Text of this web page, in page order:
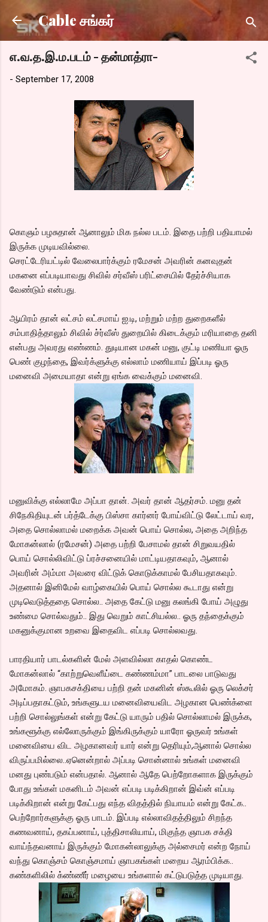
Skip to main content
Cable சங்கர்
எ.வ.த.இ.ம.படம் - தன்மாத்ரா-
- September 17, 2008
கொஞம் பழசுதான் ஆனாலும் மிக நல்ல படம். இதை பற்றி பதியாமல்
இருக்க முடியவில்லை.
செரட்டேரியட்டில் வேலைபார்க்கும் ரமேசன் அவரின் கனவுதன்
மகனை எப்படியாவது சிவில் சர்வீஸ் பரிட்சையில் தேர்ச்சியாக
வேண்டும் என்பது.
ஆயிரம் தான் லட்சம் லட்சமாய் ஐ.டி, மற்றும் மற்ற துறைகளீல்
சம்பாதித்தாலும் சிவில் ச்ர்வீஸ் துறையில் கிடைக்கும் மரியாதை தனி
என்பது அவரது எண்ணம். துடியான மகன் மனு, குட்டி மணியா ஓரு
பெண் குழந்தை, இவர்க்ளுக்கு எல்லாம் மணியாய் இப்படி ஓரு
மனைவி அமையாதா என்று ஏங்க வைக்கும் மனைவி.
மனுவிக்கு எல்லாமே அப்பா தான். அவர் தான் ஆதர்சம். மனு தன்
சிநேகிதியுடன் பர்த்டேக்கு பிஸ்சா கார்னர் போய்விட்டு லேட்டாய் வர,
அதை சொல்லாமல் மறைக்க அவன் பொய் சொல்ல, அதை அறிந்த
மோகன்லால் (ரமேசன்) அதை பற்றி பேசாமல் தான் சிறுவயதில்
பொய் சொல்லிவிட்டு ப்ரச்சனையில் மாட்டியதாகவும், ஆனால்
அவரின் அம்மா அவரை விட்டுக் கொடுக்காமல் பேசியதாகவும்.
அதனால் இனிமேல் வாழ்கையில் பொய் சொல்ல கூடாது என்று
முடிவெடுத்ததை சொல்ல.. அதை கேட்டு மனு கலங்கி போய் அழுது
உண்மை சொல்வதும்.. இது வெறும் காட்சியல்ல.. ஓரு தந்தைக்கும்
மகனுக்குமான உறவை இதைவிட எப்படி சொல்லவது.
பாரதியார் பாடல்களின் மேல் அளவில்லா காதல் கொண்ட
மோகன்லால் “காற்றுவெளீய்டை கண்ணம்மா” பாடலை பாடுவது
அமோகம். ஞாபகசக்தியை பற்றி தன் மகனின் ஸ்கூலில் ஓரு லெக்சர்
அடிப்பதாகட்டும், உங்களுடய மனைவியைவிட அழகான பெண்க்ளை
பற்றி சொல்லுங்கள் என்று கேட்டு யாரும் பதில் சொல்லாமல் இருக்க,
உங்களூக்கு எல்லோருக்கும் இங்கிருக்கும் யாரோ ஓருவர் உங்கள்
மனைவியை விட அழகானவர் யார் என்று தெரியும்,ஆனால் சொல்ல
விருப்பமில்லை..ஏனென்றால் அப்படி சொன்னால் உங்கள் மனைவி
மனது புண்படும் என்பதால். ஆனால் ஆதே பெற்றோகளாக இருக்கும்
போது உங்கள் மகனிடம் அவன் எப்படி படிக்கிறான் இவ்ன் எப்படி
படிக்கிறான் என்று கேட்பது எந்த விதத்தில் நியாயம் என்று கேட்க..
பெற்றோர்களுக்கு ஓரு பாடம். இப்படி எல்லாவிதத்திலும் சிறந்த
கணவனாய், தகப்பனாய், புத்திசாலியாய், மிகுந்த ஞாபக சக்தி
வாய்ந்தவனாய் இருக்கும் மோகன்லாலுக்கு அல்சைமர் என்ற நோய்
வந்து கொஞ்சம் கொஞ்சமாய் ஞாபகங்கள் மறைய ஆரம்பிக்க..
கண்களிலில் க்ண்ணீர் மழையை உங்களால் கட்டுபடுத்த முடியாது.